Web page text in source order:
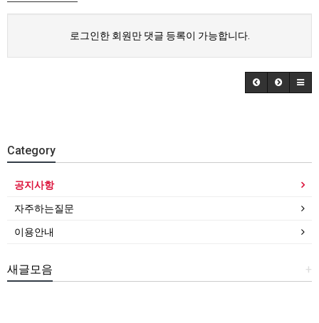
로그인한 회원만 댓글 등록이 가능합니다.
Category
공지사항
자주하는질문
이용안내
+
새글모음